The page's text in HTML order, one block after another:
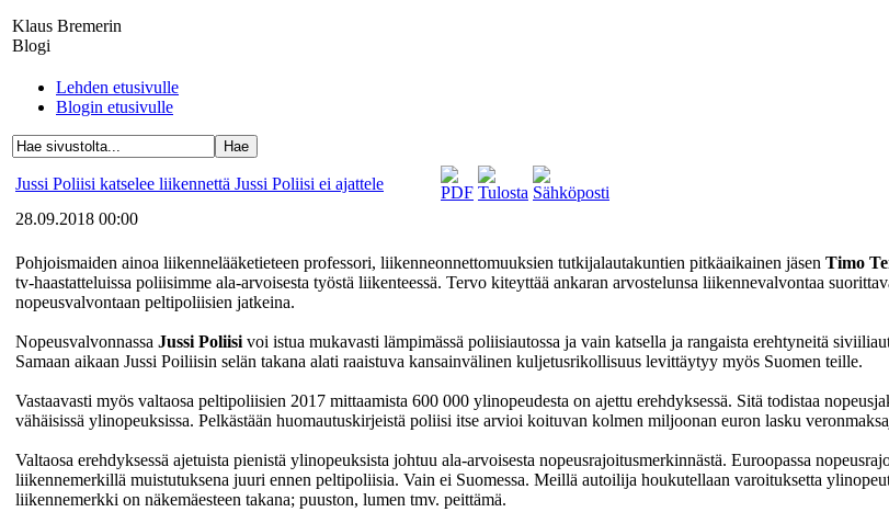
Klaus Bremerin
Blogi
Lehden etusivulle
Blogin etusivulle
Jussi Poliisi katselee liikennettä Jussi Poliisi ei ajattele
28.09.2018 00:00
Pohjoismaiden ainoa liikennelääketieteen professori, liikenneonnettomuuksien tutkijalautakuntien pitkäaikainen jäsen Timo
tv-haastatteluissa poliisimme ala-arvoisesta työstä liikenteessä. Tervo kiteyttää ankaran arvostelunsa liikennevalvontaa
nopeusvalvontaan peltipoliisien jatkeina.
Nopeusvalvonnassa Jussi Poliisi voi istua mukavasti lämpimässä poliisiautossa ja vain katsella ja rangaista erehtyneitä
Samaan aikaan Jussi Poiliisin selän takana alati raaistuva kansainvälinen kuljetusrikollisuus levittäytyy myös Suomen teille.
Vastaavasti myös valtaosa peltipoliisien 2017 mittaamista 600 000 ylinopeudesta on ajettu erehdyksessä. Sitä todistaa
vähäisissä ylinopeuksissa. Pelkästään huomautuskirjeistä poliisi itse arvioi koituvan kolmen miljoonan euron lasku
Valtaosa erehdyksessä ajetuista pienistä ylinopeuksista johtuu ala-arvoisesta nopeusrajoitusmerkinnästä. Euroopassa
liikennemerkillä muistutuksena juuri ennen peltipoliisia. Vain ei Suomessa. Meillä autoilija houkutellaan varoituksetta
liikennemerkki on näkemäesteen takana; puuston, lumen tmv. peittämä.